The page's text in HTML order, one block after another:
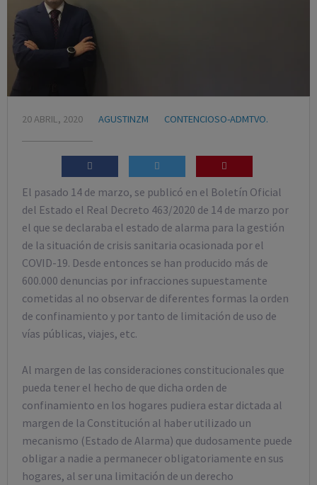
20 ABRIL, 2020 AGUSTINZM CONTENCIOSO-ADMTVO.
El pasado 14 de marzo, se publicó en el Boletín Oficial
del Estado el Real Decreto 463/2020 de 14 de marzo por
el que se declaraba el estado de alarma para la gestión
de la situación de crisis sanitaria ocasionada por el
COVID-19. Desde entonces se han producido más de
600.000 denuncias por infracciones supuestamente
cometidas al no observar de diferentes formas la orden
de confinamiento y por tanto de limitación de uso de
vías públicas, viajes, etc.
Al margen de las consideraciones constitucionales que
pueda tener el hecho de que dicha orden de
confinamiento en los hogares pudiera estar dictada al
margen de la Constitución al haber utilizado un
mecanismo (Estado de Alarma) que dudosamente puede
obligar a nadie a permanecer obligatoriamente en sus
hogares, al ser una limitación de un derecho